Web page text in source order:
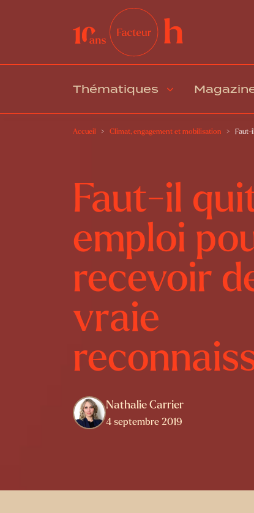
Thématiques
Accueil Climat, engagement et mobilisation Faut-
Faut-il
emploi
recevoir
vraie
Nathalie Carrier
4 septembre 2019